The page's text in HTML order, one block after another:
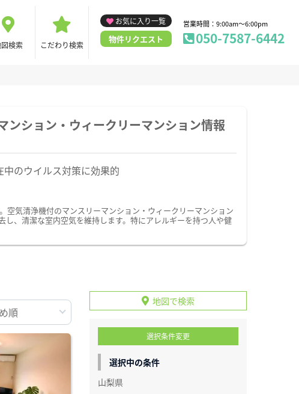
検索 こだわり検索
お気に入り一覧
物件リクエスト
営業時間：9:00am～6:00pm
050-7587-6442
ンション・ウィークリーマンション情報
中のウイルス対策に効果的
気清浄機付のマンスリーマンション・ウィークリーマンション
、清潔な室内空気を維持します。特にアレルギーを持つ人や健
地図で検索
選択条件変更
選択中の条件
山梨県